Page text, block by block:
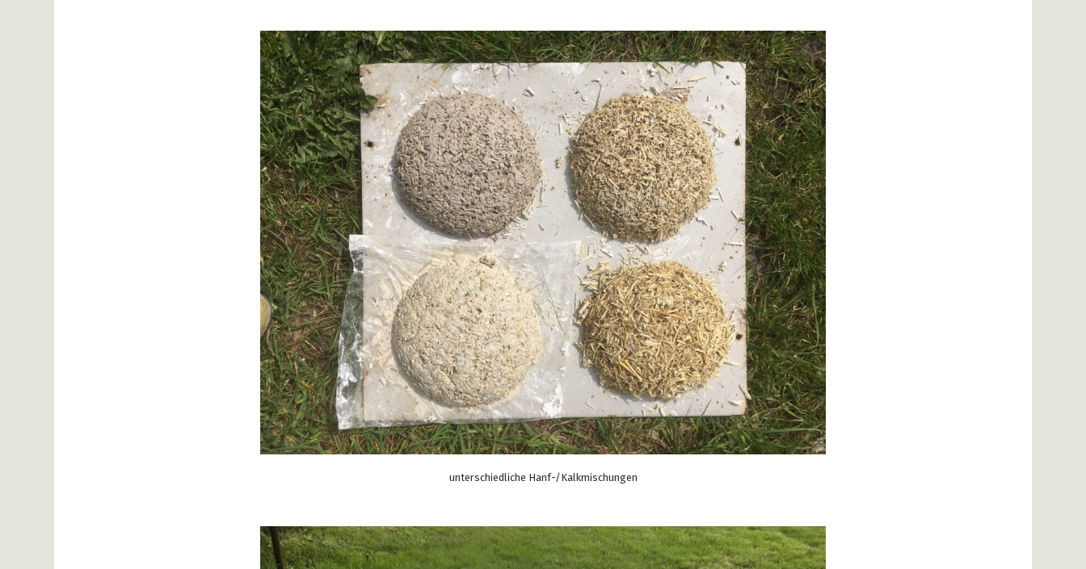
unterschiedliche Hanf-/Kalkmischungen